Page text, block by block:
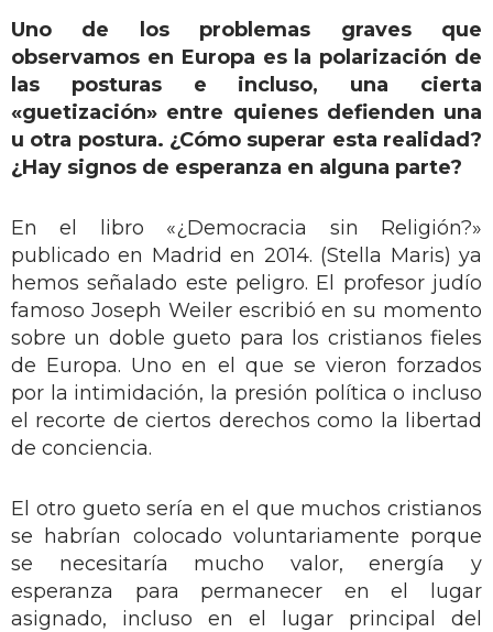
Uno de los problemas graves que
observamos en Europa es la polarización de
las posturas e incluso, una cierta
«guetización» entre quienes defienden una
u otra postura. ¿Cómo superar esta realidad?
¿Hay signos de esperanza en alguna parte?
En el libro «¿Democracia sin Religión?»
publicado en Madrid en 2014. (Stella Maris) ya
hemos señalado este peligro. El profesor judío
famoso Joseph Weiler escribió en su momento
sobre un doble gueto para los cristianos fieles
de Europa. Uno en el que se vieron forzados
por la intimidación, la presión política o incluso
el recorte de ciertos derechos como la libertad
de conciencia.
El otro gueto sería en el que muchos cristianos
se habrían colocado voluntariamente porque
se necesitaría mucho valor, energía y
esperanza para permanecer en el lugar
asignado, incluso en el lugar principal del